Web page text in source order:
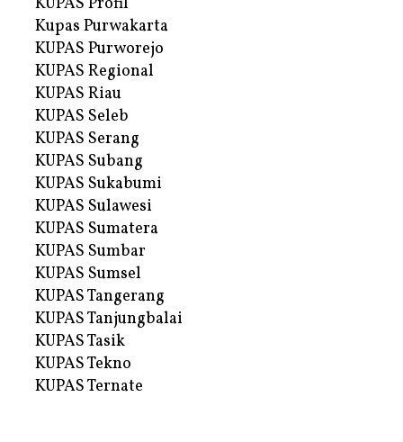
Kupas Purwakarta
KUPAS Purworejo
KUPAS Regional
KUPAS Riau
KUPAS Seleb
KUPAS Serang
KUPAS Subang
KUPAS Sukabumi
KUPAS Sulawesi
KUPAS Sumatera
KUPAS Sumbar
KUPAS Sumsel
KUPAS Tangerang
KUPAS Tanjungbalai
KUPAS Tasik
KUPAS Tekno
KUPAS Ternate